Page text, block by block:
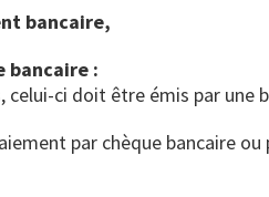
bancaire,
bancaire :
celui-ci doit être émis par
par chèque bancaire